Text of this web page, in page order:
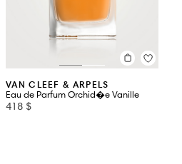
VAN CLEEF & ARPELS
Eau de Parfum Orchid�e Vanille
418 $